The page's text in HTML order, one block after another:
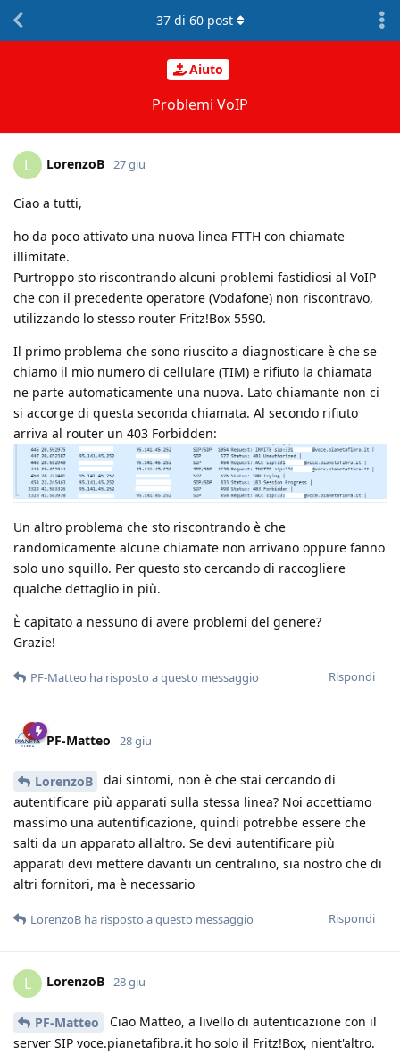
Aiuto
Problemi VoIP
37di 60post
L LorenzoB 27 giu
Ciao a tutti,
ho da poco attivato una nuova linea FTTH con chiamate
illimitate.
Purtroppo sto riscontrando alcuni problemi fastidiosi al VoIP
che con il precedente operatore (Vodafone) non riscontravo,
utilizzando lo stesso router Fritz!Box 5590.
Il primo problema che sono riuscito a diagnosticare è che se
chiamo il mio numero di cellulare (TIM) e rifiuto la chiamata
ne parte automaticamente una nuova. Lato chiamante non ci
si accorge di questa seconda chiamata. Al secondo rifiuto
arriva al router un 403 Forbidden:
Un altro problema che sto riscontrando è che
randomicamente alcune chiamate non arrivano oppure fanno
solo uno squillo. Per questo sto cercando di raccogliere
qualche dettaglio in più.
È capitato a nessuno di avere problemi del genere?
Grazie!
Rispondi
PF-Matteo ha risposto a questo messaggio
PF-Matteo 28 giu
LorenzoB
dai sintomi, non è che stai cercando di
autentificare più apparati sulla stessa linea? Noi accettiamo
massimo una autentificazione, quindi potrebbe essere che
salti da un apparato all'altro. Se devi autentificare più
apparati devi mettere davanti un centralino, sia nostro che di
altri fornitori, ma è necessario
Rispondi
LorenzoB ha risposto a questo messaggio
L LorenzoB 28 giu
PF-Matteo
Ciao Matteo, a livello di autenticazione con il
server SIP voce.pianetafibra.it ho solo il Fritz!Box, nient'altro.